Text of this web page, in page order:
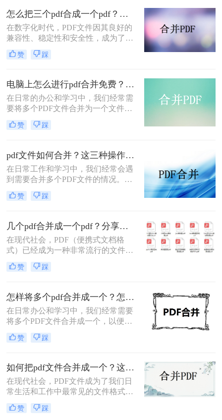
那么pdf怎么把两个文档合并成一个
呢？本文将详细介绍几种常用的方
法，帮助您轻松实现PDF文档的合
并。
怎么把三个pdf合成一个pdf？这三种方法很实用！
在数字化时代，PDF文件因其良好的
兼容性、稳定性和安全性，成为了我
们工作、学习和生活中不可或缺的一
部分。然而，在处理多个PDF文件
为一个文件的情况，以便于管理、分
享或打印。本文将详细介绍怎么把三
个pdf合成一个pdf，并探讨几种常用
的方法。
赞 踩
电脑上怎么进行pdf合并免费？了解一下这3种合并方法！
在日常的办公和学习中，我们经常需
要将多个PDF文件合并为一个文件，
以便于管理和分享。幸运的是，有许
多免费的方法可以在电脑上实现PDF
费呢？本文将详细介绍几种常见的免
费PDF合并方法，帮助您轻松完成这
项任务。
赞 踩
pdf文件如何合并？这三种操作方法十分简单！
在日常工作和学习中，我们经常会遇
到需要合并多个PDF文件的情况。无
论是整理报告、汇总资料还是制作电
子书，合并PDF文件都是一个常见的
方法可以帮助我们轻松完成这项任
务。那么pdf文件如何合并呢？本文将
详细介绍几种常用的PDF合并方法，
包括使用在线工具、桌面软件以及编
程方式。
赞 踩
几个pdf合并成一个pdf？分享三种方法帮助你解决！
在现代社会，PDF（便携式文档格
式）已经成为一种非常流行的文件格
式。它能够保证文件在传输和打印过
程中的版式一致性，被广泛应用于各
个PDF文件合并为一个PDF文件，以
便于阅读和管理。那么几个pdf合并成
一个pdf呢？本文将为您详细介绍几种
合并PDF文件的方法。
赞 踩
怎样将多个pdf合并成一个？怎样将多个pdf合并成一个？两分钟教会你三种方法！
在日常办公和学习中，我们经常需要
将多个PDF文件合并成一个，以便于
查阅、分享或存档。那么怎样将多个
pdf合并成一个呢？下面，我将为您详
助您轻松完成这一任务。
赞 踩
如何把pdf文件合并成一个？这三个方法收藏起来吧！
在现代社会，PDF文件成为了我们日
常生活和工作中最常见的文件格式之
一。然而，有时候需要把多个PDF文
件合并成一个完整的文档，这可能会
赞 踩